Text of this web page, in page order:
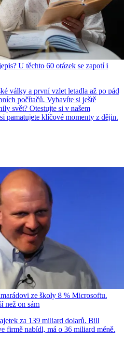
U těchto 60 otázek se zapotí i
války a první vzlet letadla až po pád
počítačů. Vybavíte si ještě
svět? Otestujte si v našem
pamatujete klíčové momenty z dějin.
ze školy 8 % Microsoftu.
než on sám
za 139 miliard dolarů. Bill
firmě nabídl, má o 36 miliard méně.